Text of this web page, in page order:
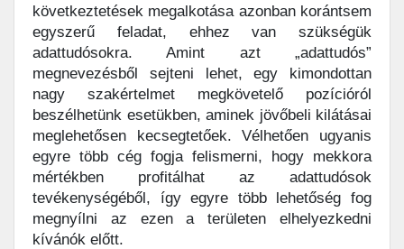
következtetések megalkotása azonban korántsem
egyszerű feladat, ehhez van szükségük
adattudósokra. Amint azt „adattudós”
megnevezésből sejteni lehet, egy kimondottan
nagy szakértelmet megkövetelő pozícióról
beszélhetünk esetükben, aminek jövőbeli kilátásai
meglehetősen kecsegtetőek. Vélhetően ugyanis
egyre több cég fogja felismerni, hogy mekkora
mértékben profitálhat az adattudósok
tevékenységéből, így egyre több lehetőség fog
megnyílni az ezen a területen elhelyezkedni
kívánók előtt.